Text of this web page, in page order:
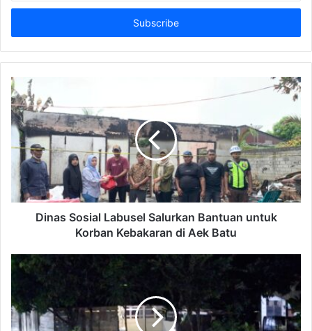
Email
Dinas Sosial Labusel Salurkan Bantuan untuk
Korban Kebakaran di Aek Batu